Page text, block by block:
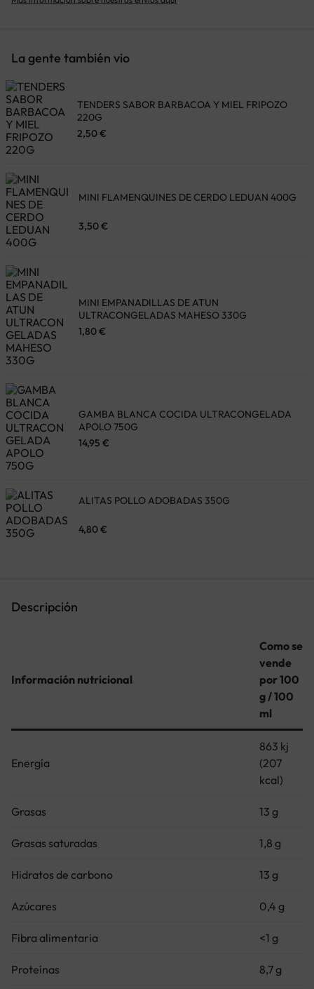
La gente también vio
TENDERS SABOR BARBACOA Y MIEL FRIPOZO
220G
2,50€
MINI FLAMENQUINES DE CERDO LEDUAN 400G
3,50€
MINI EMPANADILLAS DE ATUN
ULTRACONGELADAS MAHESO 330G
1,80€
GAMBA BLANCA COCIDA ULTRACONGELADA
APOLO 750G
14,95 €
ALITAS POLLO ADOBADAS 350G
4,80€
Descripción
Información nutricional
Como se
vende
por 100
g / 100
ml
Energía
863 kj
(207
kcal)
Grasas 13 g
Grasas saturadas 1,8 g
Hidratos de carbono 13 g
Azúcares 0,4 g
Fibra alimentaria <1 g
Proteínas 8,7 g